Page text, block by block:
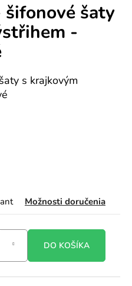
šaty
-
s krajkovým
Možnosti doručenia
DO KOŠÍKA